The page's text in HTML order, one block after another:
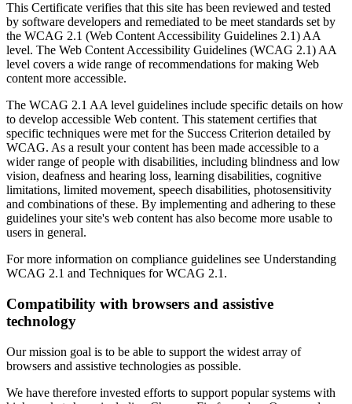
This Certificate verifies that this site has been reviewed and tested
by software developers and remediated to be meet standards set by
the WCAG 2.1 (Web Content Accessibility Guidelines 2.1) AA
level. The Web Content Accessibility Guidelines (WCAG 2.1) AA
level covers a wide range of recommendations for making Web
content more accessible.
The WCAG 2.1 AA level guidelines include specific details on how
to develop accessible Web content. This statement certifies that
specific techniques were met for the Success Criterion detailed by
WCAG. As a result your content has been made accessible to a
wider range of people with disabilities, including blindness and low
vision, deafness and hearing loss, learning disabilities, cognitive
limitations, limited movement, speech disabilities, photosensitivity
and combinations of these. By implementing and adhering to these
guidelines your site's web content has also become more usable to
users in general.
For more information on compliance guidelines see Understanding
WCAG 2.1 and Techniques for WCAG 2.1.
Compatibility with browsers and assistive
technology
Our mission goal is to be able to support the widest array of
browsers and assistive technologies as possible.
We have therefore invested efforts to support popular systems with